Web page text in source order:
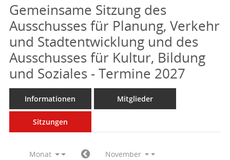
Gemeinsame Sitzung des
Ausschusses für Planung, Verkehr
und Stadtentwicklung und des
Ausschusses für Kultur, Bildung
und Soziales - Termine 2027
Informationen Mitglieder
Sitzungen
Monat
November